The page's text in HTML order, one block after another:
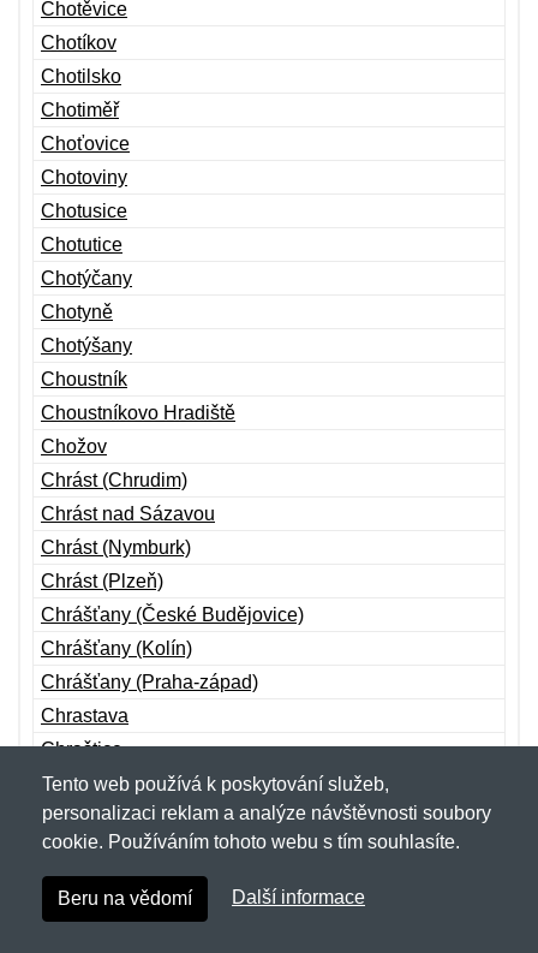
Chotěvice
Chotíkov
Chotilsko
Chotiměř
Choťovice
Chotoviny
Chotusice
Chotutice
Chotýčany
Chotyně
Chotýšany
Choustník
Choustníkovo Hradiště
Chožov
Chrást (Chrudim)
Chrást nad Sázavou
Chrást (Nymburk)
Chrást (Plzeň)
Chrášťany (České Budějovice)
Chrášťany (Kolín)
Chrášťany (Praha-západ)
Chrastava
Chraštice
Chřibská
Chříč
Chroboly
Chropyně
Chroustovice
Tento web používá k poskytování služeb,
personalizaci reklam a analýze návštěvnosti soubory
cookie. Používáním tohoto webu s tím souhlasíte.
Beru na vědomí Další informace